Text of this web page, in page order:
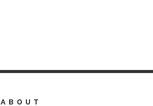
ABOUT